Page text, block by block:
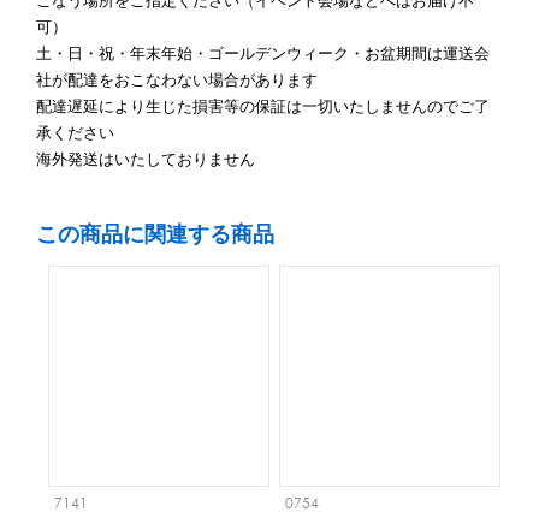
可）
土・日・祝・年末年始・ゴールデンウィーク・お盆期間は運送会
社が配達をおこなわない場合があります
配達遅延により生じた損害等の保証は一切いたしませんのでご了
承ください
海外発送はいたしておりません
この商品に関連する商品
7141 0754